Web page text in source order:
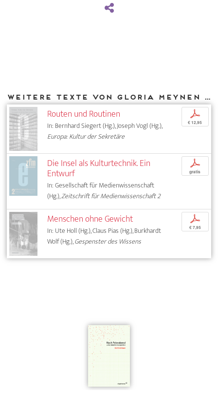
Weitere Texte von Gloria Meynen bei DIAPHANES
Routen und Routinen
In: Bernhard Siegert (Hg.), Joseph Vogl (Hg.),
Europa: Kultur der Sekretäre
p
€ 12,95
Die Insel als Kulturtechnik. Ein
Entwurf
In: Gesellschaft für Medienwissenschaft
(Hg.),Zeitschrift für Medienwissenschaft 2
p
gratis
Menschen ohne Gewicht
In: Ute Holl (Hg.), Claus Pias (Hg.), Burkhardt
Wolf (Hg.),Gespenster des Wissens
p
€ 7,95